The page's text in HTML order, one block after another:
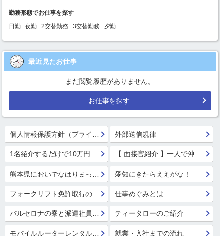
勤務形態でお仕事を探す
日勤
夜勤 2交替勤務 3交替勤務 夕勤
最近見たお仕事
まだ閲覧履歴がありません。
お仕事を探す
外部送信規律
1名紹介するだけで10万円GET!!★ 【 面接官紹介 】一人で沖縄行っちゃう系面接官 鈴木 楓
愛知にきたらええがな！
仕事めぐみとは
ティータローのご紹介
モバイルルーターレンタル開始！ 就業・入社までの流れ